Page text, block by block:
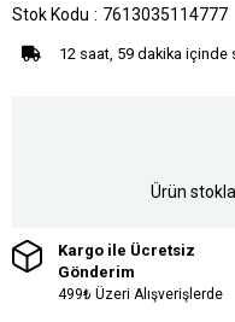
Stok Kodu
7613035114777
12 saat, 59 dakika içinde
Ürün
Kargo ile Ücretsiz
Gönderim
499₺ Üzeri Alışverişlerde